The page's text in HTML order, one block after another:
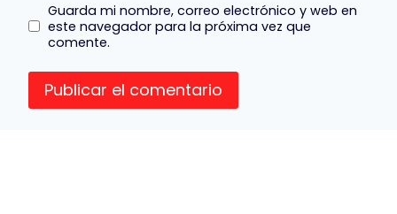
Guarda mi nombre, correo electrónico y web en
este navegador para la próxima vez que
comente.